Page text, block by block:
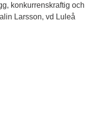
konkurrenskraftig och
Larsson, vd Luleå
webbplats.